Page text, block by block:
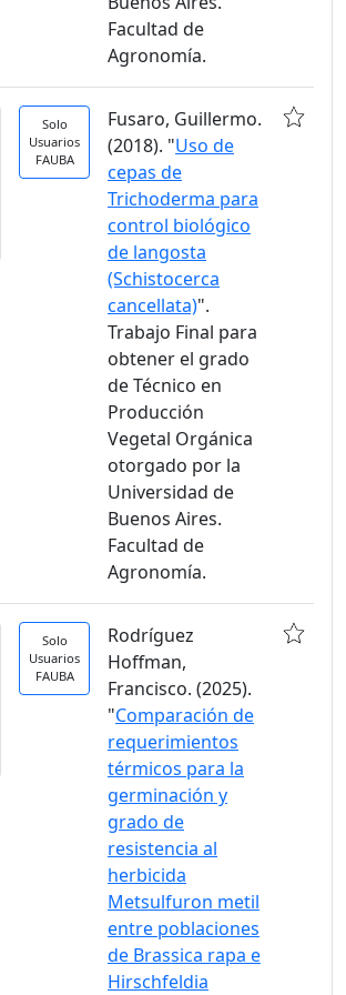
Facultad de
Agronomía.
Solo
Usuarios
FAUBA
Fusaro, Guillermo.
(2018). "Uso de
cepas de
Trichoderma para
control biológico
de langosta
(Schistocerca
cancellata)".
Trabajo Final para
obtener el grado
de Técnico en
Producción
Vegetal Orgánica
otorgado por la
Universidad de
Buenos Aires.
Facultad de
Agronomía.
Solo
Usuarios
FAUBA
Rodríguez
Hoffman,
Francisco. (2025).
"Comparación de
requerimientos
térmicos para la
germinación y
grado de
resistencia al
herbicida
Metsulfuron metil
entre poblaciones
de Brassica rapa e
Hirschfeldia